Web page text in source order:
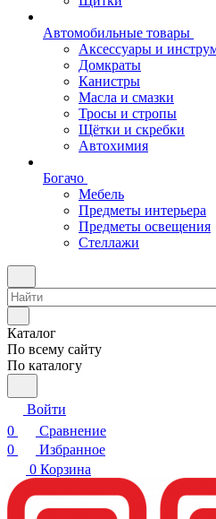
Автомобильные товары
Аксессуары и
Домкраты
Канистры
Масла и смазки
Тросы и стропы
Щётки и скребки
Автохимия
Богачо
Мебель
Предметы интерьера
Предметы освещения
Стеллажи
Каталог
По всему сайту
По каталогу
Войти
0
Сравнение
0
Избранное
0 Корзина